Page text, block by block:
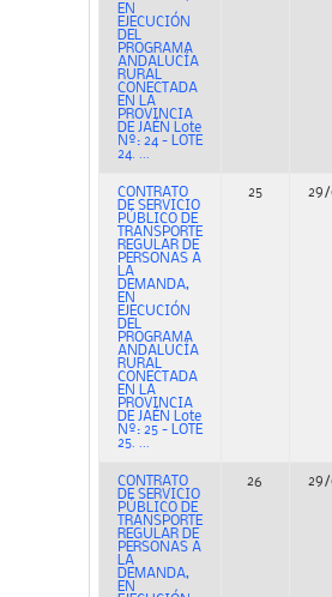
EN
EJECUCIÓN
DEL
PROGRAMA
ANDALUCÍA
RURAL
CONECTADA
EN LA
PROVINCIA
DE JAÉN Lote
Nº: 24 - LOTE
24. ...
CONTRATO
DE SERVICIO
PÚBLICO DE
TRANSPORTE
REGULAR DE
PERSONAS A
LA
DEMANDA,
EN
EJECUCIÓN
DEL
PROGRAMA
ANDALUCÍA
RURAL
CONECTADA
EN LA
PROVINCIA
DE JAÉN Lote
Nº: 25 - LOTE
25. ...
25 29/
CONTRATO
DE SERVICIO
PÚBLICO DE
TRANSPORTE
REGULAR DE
PERSONAS A
LA
DEMANDA,
EN
26 29/